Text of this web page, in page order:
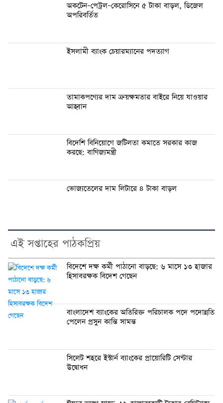
অকটেন–পেট্রল–কেরোসিনে ৫ টাকা বাড়ল, ডিজেল
অপরিবর্তিত
ইসলামী ব্যাংক চেয়ারম্যানের পদত্যাগ
তামাকপণ্যের দাম ক্রয়ক্ষমতার বাইরে নিয়ে যাওয়ার
আহ্বান
বিদেশি বিনিয়োগে জটিলতা কমাতে সরকার কাজ
করছে: বাণিজ্যমন্ত্রী
ভোজ্যতেলের দাম লিটারে ৪ টাকা বাড়ল
এই সপ্তাহের পাঠকপ্রিয়
বিদেশে দক্ষ কর্মী পাঠানো বাড়ছে: ৬ মাসে ১৩ হাজার
হিসাবরক্ষক বিদেশ গেছেন
বাংলাদেশ ব্যাংকের অতিরিক্ত পরিচালক পদে পদোন্নতি
পেলেন প্রসুন কান্তি সামন্ত
সিলেট শহরে ইস্টার্ন ব্যাংকের প্রায়োরিটি সেন্টার
উদ্বোধন